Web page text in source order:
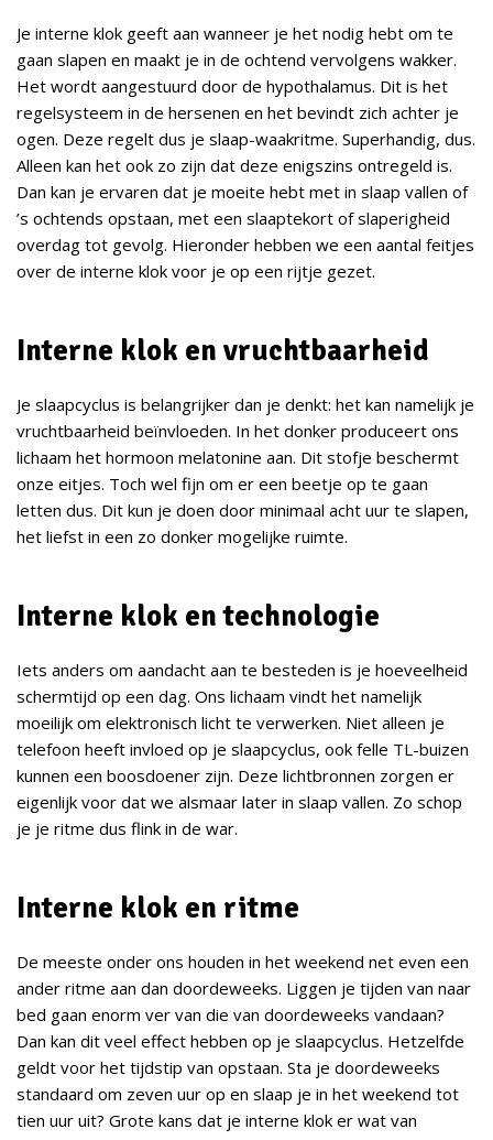
Je interne klok geeft aan wanneer je het nodig hebt om te
gaan slapen en maakt je in de ochtend vervolgens wakker.
Het wordt aangestuurd door de hypothalamus. Dit is het
regelsysteem in de hersenen en het bevindt zich achter je
ogen. Deze regelt dus je slaap-waakritme. Superhandig, dus.
Alleen kan het ook zo zijn dat deze enigszins ontregeld is.
Dan kan je ervaren dat je moeite hebt met in slaap vallen of
’s ochtends opstaan, met een slaaptekort of slaperigheid
overdag tot gevolg. Hieronder hebben we een aantal feitjes
over de interne klok voor je op een rijtje gezet.
Interne klok en vruchtbaarheid
Je slaapcyclus is belangrijker dan je denkt: het kan namelijk je
vruchtbaarheid beïnvloeden. In het donker produceert ons
lichaam het hormoon melatonine aan. Dit stofje beschermt
onze eitjes. Toch wel fijn om er een beetje op te gaan
letten dus. Dit kun je doen door minimaal acht uur te slapen,
het liefst in een zo donker mogelijke ruimte.
Interne klok en technologie
Iets anders om aandacht aan te besteden is je hoeveelheid
schermtijd op een dag. Ons lichaam vindt het namelijk
moeilijk om elektronisch licht te verwerken. Niet alleen je
telefoon heeft invloed op je slaapcyclus, ook felle TL-buizen
kunnen een boosdoener zijn. Deze lichtbronnen zorgen er
eigenlijk voor dat we alsmaar later in slaap vallen. Zo schop
je je ritme dus flink in de war.
Interne klok en ritme
De meeste onder ons houden in het weekend net even een
ander ritme aan dan doordeweeks. Liggen je tijden van naar
bed gaan enorm ver van die van doordeweeks vandaan?
Dan kan dit veel effect hebben op je slaapcyclus. Hetzelfde
geldt voor het tijdstip van opstaan. Sta je doordeweeks
standaard om zeven uur op en slaap je in het weekend tot
tien uur uit? Grote kans dat je interne klok er wat van